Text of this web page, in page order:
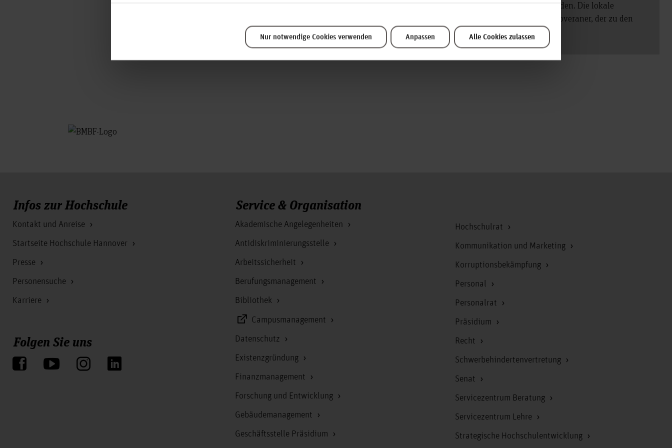
Nur notwendige Cookies verwenden Anpassen Alle Cookies zulassen
Unser Ziel ist es, zukünftige Fach- und Führungskräfte praxisnah auszubilden und an die Region Hannover zu binden. Die lokale
Komponente ist uns wichtig, deshalb gibt es auch im Logo den Bezug auf Kurt Schwitters, einen gebürtigen Hannoveraner, der zu den
originellsten Künstlern des 20. Jahrhunderts zählt.
Infos zur Hochschule
Kontakt und Anreise
Startseite Hochschule Hannover
Presse
Personensuche
Karriere
Folgen Sie uns
Service & Organisation
Akademische Angelegenheiten
Antidiskriminierungsstelle
Arbeitssicherheit
Berufungsmanagement
Bibliothek
Campusmanagement
Datenschutz
Existenzgründung
Finanzmanagement
Forschung und Entwicklung
Gebäudemanagement
Geschäftsstelle Präsidium
Hochschulrat
Kommunikation und Marketing
Korruptionsbekämpfung
Personal
Personalrat
Präsidium
Recht
Schwerbehindertenvertretung
Senat
Servicezentrum Beratung
Servicezentrum Lehre
Strategische Hochschulentwicklung